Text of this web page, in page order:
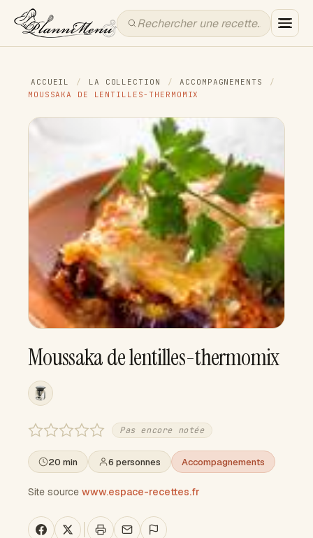
ACCUEIL / LA COLLECTION / ACCOMPAGNEMENTS
/
MOUSSAKA DE LENTILLES-THERMOMIX
Moussaka de lentilles-thermomix
Pas encore notée
20 min 6 personnes Accompagnements
Site source www.espace-recettes.fr